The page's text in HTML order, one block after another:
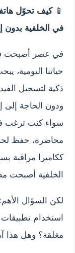
📱كيف تحوّل
في الخلفية بدون
في عصر أصبحت
حياتنا اليومية،
ذكية لتسجيل
ودون الحاجة إلى
سواء كنت ترغب
محاضرة، حفظ
ككاميرا مراقبة
الخلفية أصبحت
لكن السؤال
استخدام
مغلقة؟ وهل هذا